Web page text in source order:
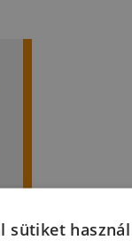
sütiket használ